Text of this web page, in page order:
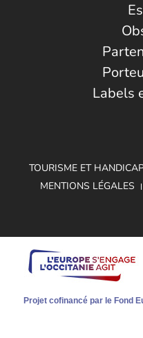
Labels
TOURISME ET
MENTIONS LÉGALES
Projet cofinancé par le Fond